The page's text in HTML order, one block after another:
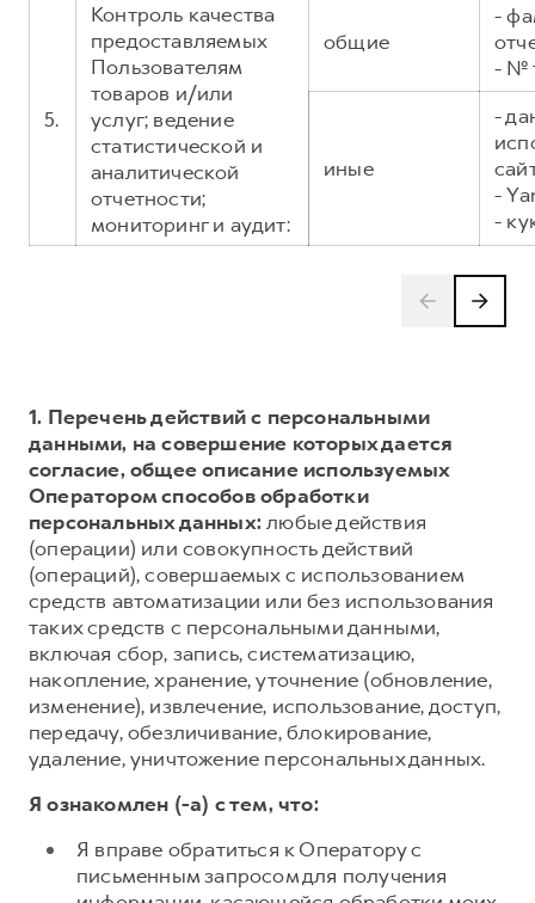
5.
Контроль качества
предоставляемых
Пользователям
товаров и/или
услуг; ведение
статистической и
аналитической
отчетности;
мониторинг и аудит:
общие
-
- №
иные
-
-
-
1. Перечень действий с персональными
данными, на совершение которых дается
согласие, общее описание используемых
Оператором способов обработки
персональных данных:любые действия
(операции) или совокупность действий
(операций), совершаемых с использованием
средств автоматизации или без использования
таких средств с персональными данными,
включая сбор, запись, систематизацию,
накопление, хранение, уточнение (обновление,
изменение), извлечение, использование, доступ,
передачу, обезличивание, блокирование,
удаление, уничтожение персональных данных.
Я ознакомлен (-а) с тем, что:
Я вправе обратиться к Оператору с
письменным запросом для получения